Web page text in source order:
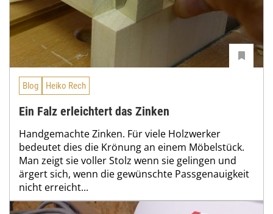
Blog Heiko Rech
Ein Falz erleichtert das Zinken
Handgemachte Zinken. Für viele Holzwerker
bedeutet dies die Krönung an einem Möbelstück.
Man zeigt sie voller Stolz wenn sie gelingen und
ärgert sich, wenn die gewünschte Passgenauigkeit
nicht erreicht...